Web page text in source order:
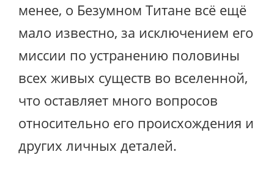
менее, о Безумном Титане всё ещё
мало известно, за исключением его
миссии по устранению половины
всех живых существ во вселенной,
что оставляет много вопросов
относительно его происхождения и
других личных деталей.